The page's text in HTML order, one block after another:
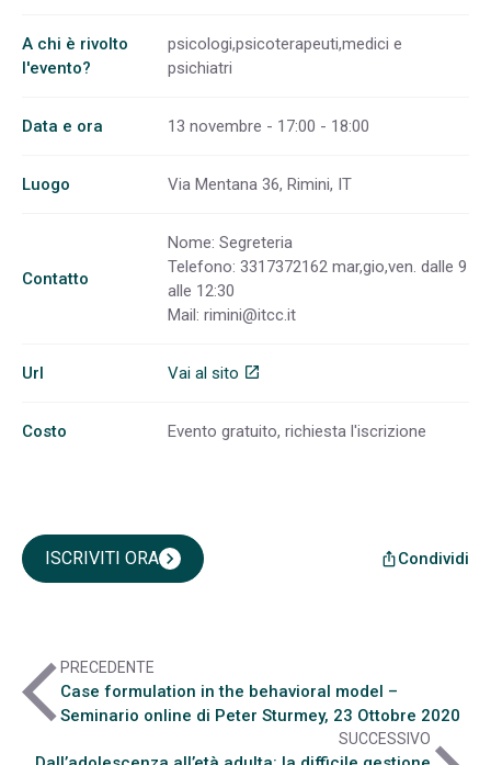
A chi è rivolto
l'evento?
psicologi,psicoterapeuti,medici e
psichiatri
Data e ora 13 novembre - 17:00 - 18:00
Luogo Via Mentana 36, Rimini, IT
Contatto
Nome: Segreteria
Telefono: 3317372162 mar,gio,ven. dalle 9
alle 12:30
Mail: rimini@itcc.it
Url Vai al sito open_in_new
Costo Evento gratuito, richiesta l'iscrizione
ISCRIVITI ORAchevron_right ios_shareCondividi
arrow_back_iosPRECEDENTE
Case formulation in the behavioral model –
Seminario online di Peter Sturmey, 23 Ottobre 2020
SUCCESSIVO